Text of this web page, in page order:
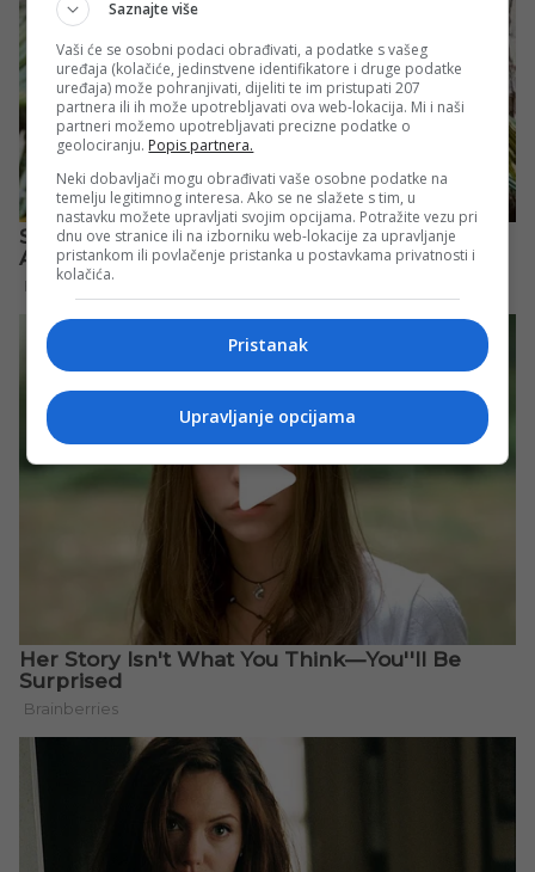
Saznajte više
Vaši će se osobni podaci obrađivati, a podatke s vašeg
uređaja (kolačiće, jedinstvene identifikatore i druge podatke
uređaja) može pohranjivati, dijeliti te im pristupati 207
partnera ili ih može upotrebljavati ova web-lokacija. Mi i naši
partneri možemo upotrebljavati precizne podatke o
geolociranju. Popis partnera.
Neki dobavljači mogu obrađivati vaše osobne podatke na
temelju legitimnog interesa. Ako se ne slažete s tim, u
nastavku možete upravljati svojim opcijama. Potražite vezu pri
dnu ove stranice ili na izborniku web-lokacije za upravljanje
pristankom ili povlačenje pristanka u postavkama privatnosti i
kolačića.
Pristanak
Upravljanje opcijama